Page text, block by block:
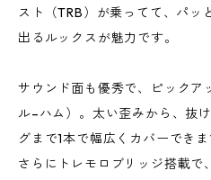
スト（TRB）が乗ってて、パッ
出るルックスが魅力です。
サウンド面も優秀で、ピックア
ル–ハム）。太い歪みから、抜
グまで1本で幅広くカバーできま
さらにトレモロブリッジ搭載で